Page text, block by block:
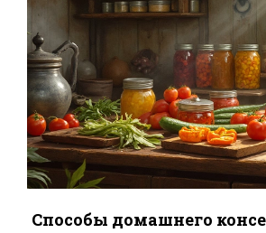
Способы домашнего